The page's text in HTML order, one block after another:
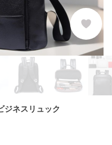
ジネスリュック